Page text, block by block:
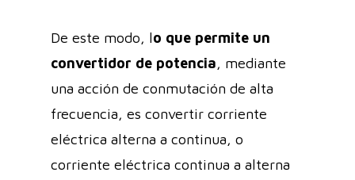
De este modo, lo que permite un
convertidor de potencia, mediante
una acción de conmutación de alta
frecuencia, es convertir corriente
eléctrica alterna a continua, o
corriente eléctrica continua a alterna